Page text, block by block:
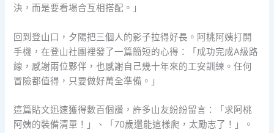
決，而是要看場合互相搭配。」
回到登山口，夕陽把三個人的影子拉得好長。阿桃阿姨打開
手機，在登山社團裡發了一篇簡短的心得：「成功完成A級路
線，感謝兩位夥伴，也感謝自己幾十年來的工安訓練。任何
冒險都值得，只要做好萬全準備。」
這篇貼文迅速獲得數百個讚，許多山友紛紛留言：「求阿桃
阿姨的裝備清單！」、「70歲還能這樣爬，太勵志了！」。